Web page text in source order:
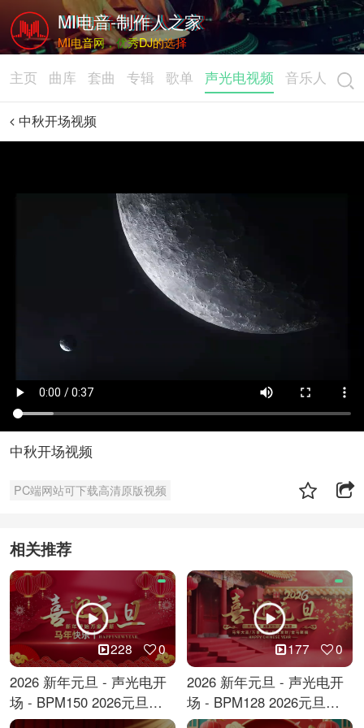
MI电音-制作人之家
MI电音网，优秀DJ的选择
主页 曲库 套曲 专辑 歌单 声光电视频 音乐人
中秋开场视频
中秋开场视频
PC端网站可下载高清原版视频
相关推荐
228 0
2026 新年元旦 - 声光电开
场 - BPM150 2026元旦跨
年倒计时
177 0
2026 新年元旦 - 声光电开
场 - BPM128 2026元旦马
年